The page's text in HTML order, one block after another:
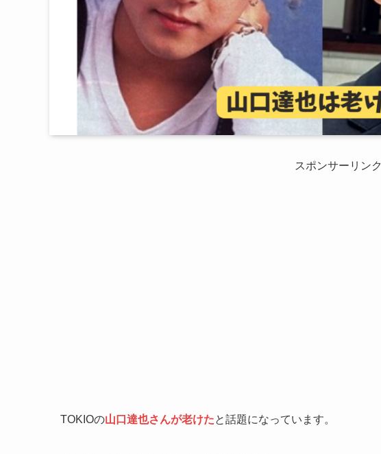
スポンサーリンク
TOKIOの山口達也さんが老けたと話題になっています。